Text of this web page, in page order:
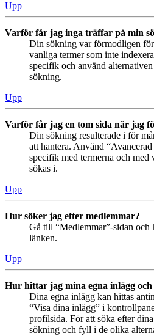
Upp
Varför får jag inga träffar på min
Din sökning var förmodligen
vanliga termer som inte
specifik och använd
sökning.
Upp
Varför får jag en tom sida när jag
Din sökning resulterade i för
att hantera. Använd
specifik med termerna och med
sökas i.
Upp
Hur söker jag efter medlemmar?
Gå till “Medlemmar”-sidan och
länken.
Upp
Hur hittar jag mina egna inlägg
Dina egna inlägg kan hittas
“Visa dina inlägg” i
profilsida. För att söka efter
sökning och fyll i de olika